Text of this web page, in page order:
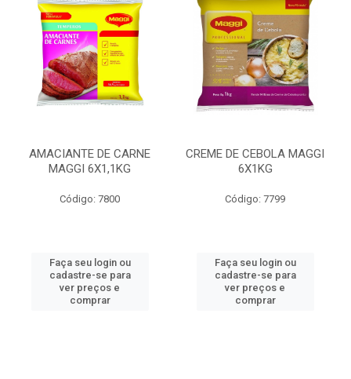
AMACIANTE DE CARNE
MAGGI 6X1,1KG
Código: 7800
Faça seu login ou
cadastre-se para
ver preços e
comprar
CREME DE CEBOLA MAGGI
6X1KG
Código: 7799
Faça seu login ou
cadastre-se para
ver preços e
comprar